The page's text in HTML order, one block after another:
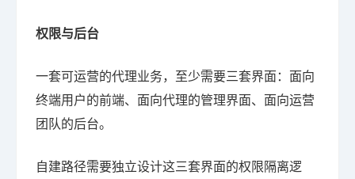
权限与后台
一套可运营的代理业务，至少需要三套界面：面向
终端用户的前端、面向代理的管理界面、面向运营
团队的后台。
自建路径需要独立设计这三套界面的权限隔离逻